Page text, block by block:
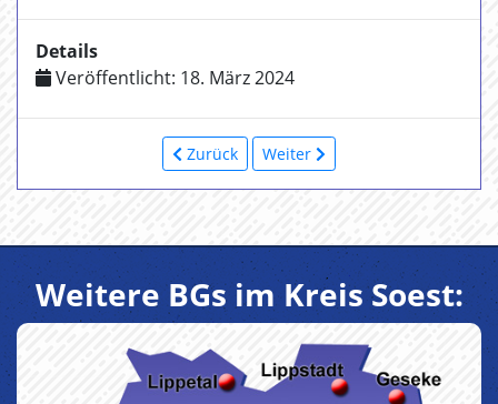
Details
Veröffentlicht: 18. März 2024
Zurück Weiter
Weitere BGs im Kreis Soest: